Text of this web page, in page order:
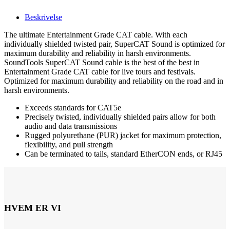
Beskrivelse
The ultimate Entertainment Grade CAT cable. With each
individually shielded twisted pair, SuperCAT Sound is optimized for
maximum durability and reliability in harsh environments.
SoundTools SuperCAT Sound cable is the best of the best in
Entertainment Grade CAT cable for live tours and festivals.
Optimized for maximum durability and reliability on the road and in
harsh environments.
Exceeds standards for CAT5e
Precisely twisted, individually shielded pairs allow for both
audio and data transmissions
Rugged polyurethane (PUR) jacket for maximum protection,
flexibility, and pull strength
Can be terminated to tails, standard EtherCON ends, or RJ45
HVEM ER VI